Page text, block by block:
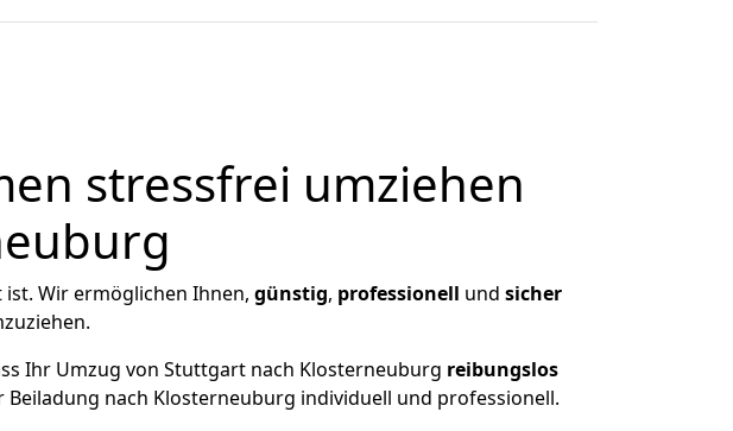
stressfrei umziehen
Wir ermöglichen Ihnen, günstig, professionell und sicher
Ihr Umzug von Stuttgart nach Klosterneuburg reibungslos
nach Klosterneuburg individuell und professionell.